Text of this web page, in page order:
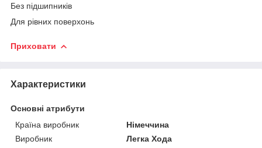
Без підшипників
Для рівних поверхонь
Приховати
Характеристики
Основні атрибути
Країна виробник
Німеччина
Виробник
Легка Хода